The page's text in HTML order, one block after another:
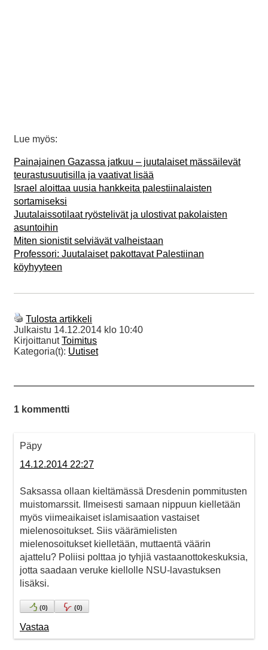
Lue myös:
Painajainen Gazassa jatkuu – juutalaiset mässäilevät
teurastusuutisilla ja vaativat lisää
Israel aloittaa uusia hankkeita palestiinalaisten
sortamiseksi
Juutalaissotilaat ryöstelivät ja ulostivat pakolaisten
asuntoihin
Miten sionistit selviävät valheistaan
Professori: Juutalaiset pakottavat Palestiinan
köyhyyteen
Tulosta artikkeli
Julkaistu 14.12.2014 klo 10:40
KirjoittanutToimitus
Kategoria(t): Uutiset
1 kommentti
Päpy
14.12.2014 22:27
Saksassa ollaan kieltämässä Dresdenin pommitusten
muistomarssit. Ilmeisesti samaan nippuun kielletään
myös viimeaikaiset islamisaation vastaiset
mielenosoitukset. Siis väärämielisten
mielenosoitukset kielletään, muttaentä väärin
ajattelu? Poliisi polttaa jo tyhjiä vastaanottokeskuksia,
jotta saadaan veruke kiellolle NSU-lavastuksen
lisäksi.
(0) (0)
Vastaa